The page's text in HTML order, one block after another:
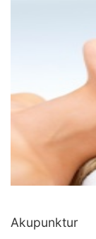
Akupunktur